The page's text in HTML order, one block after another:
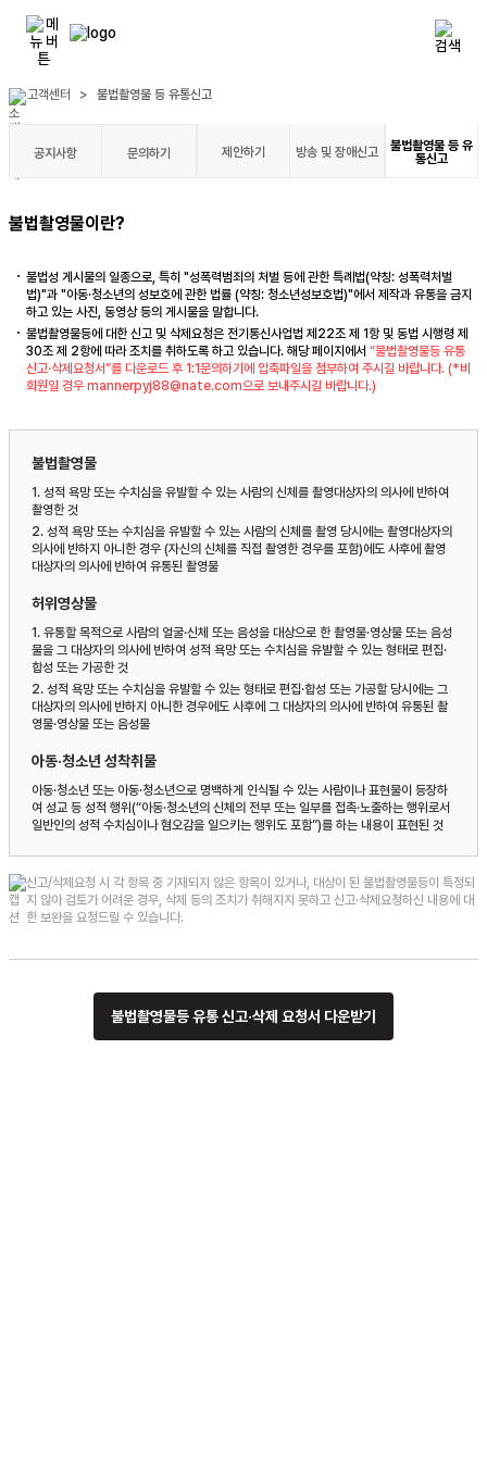
고객센터 > 불법촬영물 등 유통신고
공지사항 문의하기 제안하기 방송 및 장애신고
불법촬영물 등 유
통신고
불법촬영물이란?
불법성 게시물의 일종으로, 특히 "성폭력범죄의 처벌 등에 관한 특례법(약칭: 성폭력처벌
법)"과 "아동·청소년의 성보호에 관한 법률 (약칭: 청소년성보호법)"에서 제작과 유통을 금지
하고 있는 사진, 동영상 등의 게시물을 말합니다.
불법촬영물등에 대한 신고 및 삭제요청은 전기통신사업법 제22조 제 1항 및 동법 시행령 제
30조 제 2항에 따라 조치를 취하도록 하고 있습니다. 해당 페이지에서 “불법촬영물등 유통
신고·삭제요청서”를 다운로드 후 1:1문의하기에 압축파일을 첨부하여 주시길 바랍니다. (*비
회원일 경우 mannerpyj88@nate.com으로 보내주시길 바랍니다.)
불법촬영물
1. 성적 욕망 또는 수치심을 유발할 수 있는 사람의 신체를 촬영대상자의 의사에 반하여
촬영한 것
2. 성적 욕망 또는 수치심을 유발할 수 있는 사람의 신체를 촬영 당시에는 촬영대상자의
의사에 반하지 아니한 경우 (자신의 신체를 직접 촬영한 경우를 포함)에도 사후에 촬영
대상자의 의사에 반하여 유통된 촬영물
허위영상물
1. 유통할 목적으로 사람의 얼굴·신체 또는 음성을 대상으로 한 촬영물·영상물 또는 음성
물을 그 대상자의 의사에 반하여 성적 욕망 또는 수치심을 유발할 수 있는 형태로 편집·
합성 또는 가공한 것
2. 성적 욕망 또는 수치심을 유발할 수 있는 형태로 편집·합성 또는 가공할 당시에는 그
대상자의 의사에 반하지 아니한 경우에도 사후에 그 대상자의 의사에 반하여 유통된 촬
영물·영상물 또는 음성물
아동·청소년 성착취물
아동·청소년 또는 아동·청소년으로 명백하게 인식될 수 있는 사람이나 표현물이 등장하
여 성교 등 성적 행위(“아동·청소년의 신체의 전부 또는 일부를 접촉·노출하는 행위로서
일반인의 성적 수치심이나 혐오감을 일으키는 행위도 포함”)를 하는 내용이 표현된 것
신고/삭제요청 시 각 항목 중 기재되지 않은 항목이 있거나, 대상이 된 불법촬영물등이 특정되
지 않아 검토가 어려운 경우, 삭제 등의 조치가 취해지지 못하고 신고·삭제요청하신 내용에 대
한 보완을 요청드릴 수 있습니다.
불법촬영물등 유통 신고·삭제 요청서 다운받기